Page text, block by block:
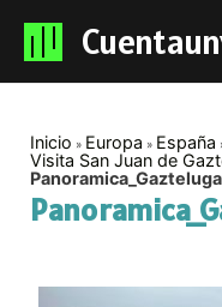
Inicio Europa España
Visita San Juan de